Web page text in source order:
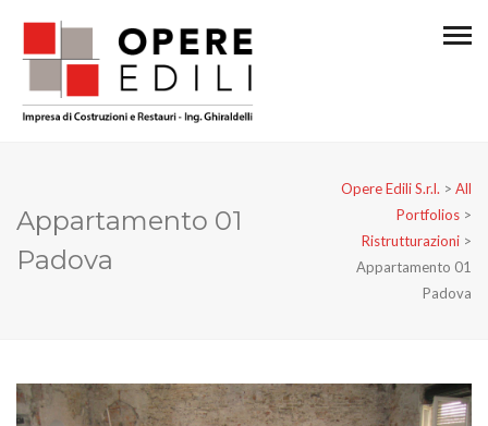
Appartamento 01
Padova
Opere Edili S.r.l. > All
Portfolios >
Ristrutturazioni >
Appartamento 01
Padova